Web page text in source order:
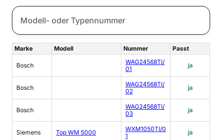
Marke Modell Nummer Passt
Bosch
WAG24568TI/
01
ja
Bosch
WAG24568TI/
02
ja
Bosch
WAG24568TI/
03
ja
Siemens Top WM 5000
WXM1050TI/0
1
ja